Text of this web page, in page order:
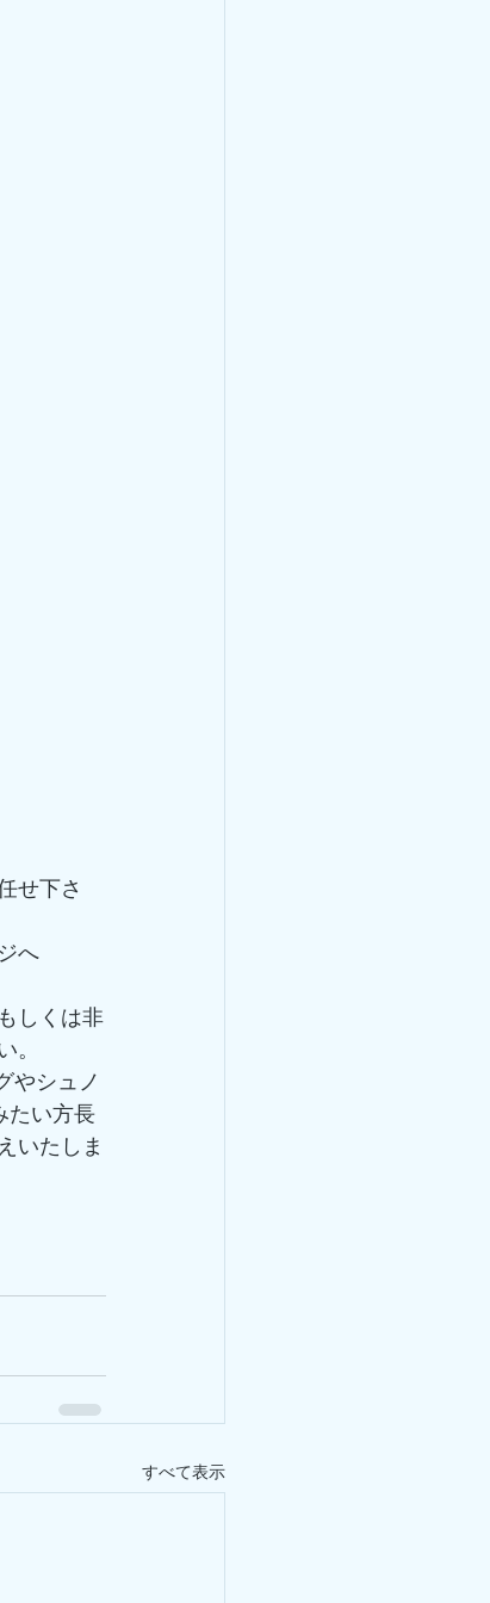
せ下さ
へ
しくは非
。
やシュノ
たい方長
いたしま
すべて表示